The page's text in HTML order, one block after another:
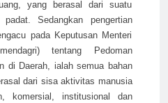
yang berasal dari suatu
Sedangkan pengertian
pada Keputusan Menteri
tentang Pedoman
di Daerah, ialah semua bahan
dari sisa aktivitas manusia
komersial, institusional dan